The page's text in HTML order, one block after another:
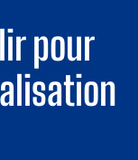
pour